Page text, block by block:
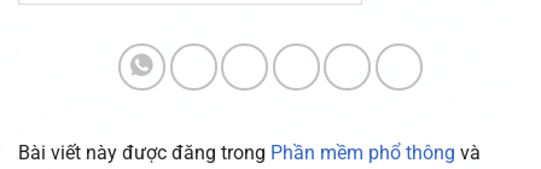
Bài viết này được đăng trong Phần mềm phổ thông và